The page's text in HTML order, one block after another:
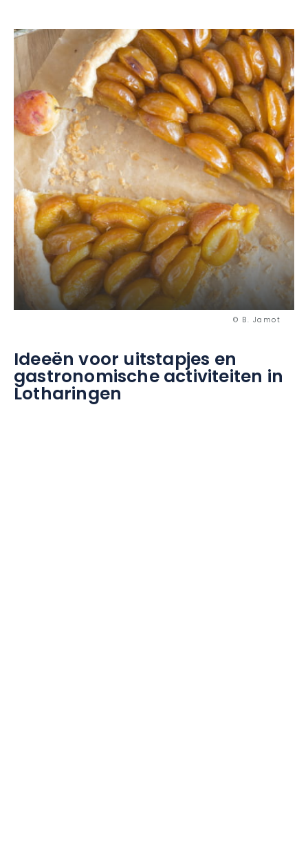
© B. Jamot
Ideeën voor uitstapjes en
gastronomische activiteiten in
Lotharingen